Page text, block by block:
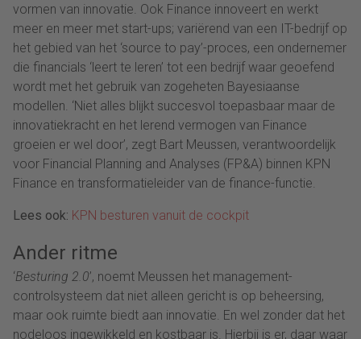
vormen van innovatie. Ook Finance innoveert en werkt
meer en meer met start-ups; variërend van een IT-bedrijf op
het gebied van het ‘source to pay’-proces, een ondernemer
die financials ‘leert te leren’ tot een bedrijf waar geoefend
wordt met het gebruik van zogeheten Bayesiaanse
modellen. ‘Niet alles blijkt succesvol toepasbaar maar de
innovatiekracht en het lerend vermogen van Finance
groeien er wel door’, zegt Bart Meussen, verantwoordelijk
voor Financial Planning and Analyses (FP&A) binnen KPN
Finance en transformatieleider van de finance-functie.
Lees ook: KPN besturen vanuit de cockpit
Ander ritme
‘Besturing 2.0’, noemt Meussen het management-
controlsysteem dat niet alleen gericht is op beheersing,
maar ook ruimte biedt aan innovatie. En wel zonder dat het
nodeloos ingewikkeld en kostbaar is. Hierbij is er, daar waar